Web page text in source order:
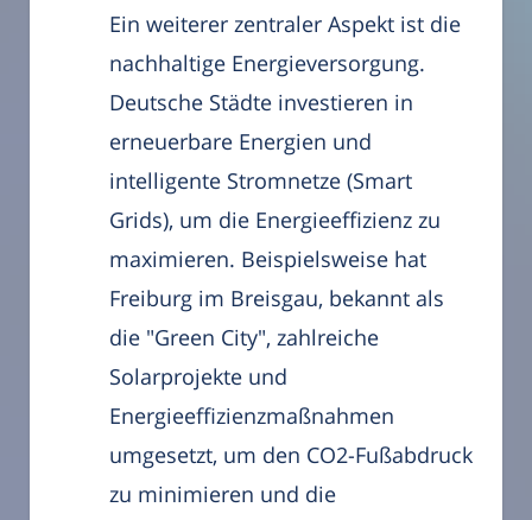
Ein weiterer zentraler Aspekt ist die
nachhaltige Energieversorgung.
Deutsche Städte investieren in
erneuerbare Energien und
intelligente Stromnetze (Smart
Grids), um die Energieeffizienz zu
maximieren. Beispielsweise hat
Freiburg im Breisgau, bekannt als
die "Green City", zahlreiche
Solarprojekte und
Energieeffizienzmaßnahmen
umgesetzt, um den CO2-Fußabdruck
zu minimieren und die